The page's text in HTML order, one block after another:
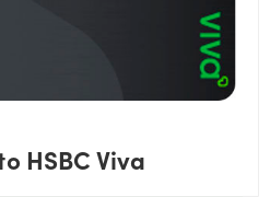
HSBC Viva